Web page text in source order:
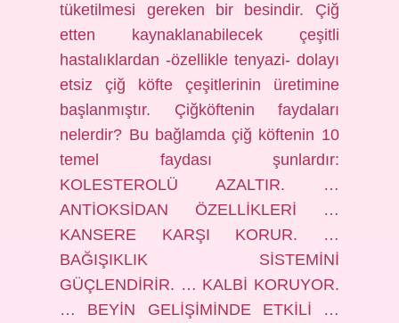
tüketilmesi gereken bir besindir. Çiğ
etten kaynaklanabilecek çeşitli
hastalıklardan -özellikle tenyazi- dolayı
etsiz çiğ köfte çeşitlerinin üretimine
başlanmıştır. Çiğköftenin faydaları
nelerdir? Bu bağlamda çiğ köftenin 10
temel faydası şunlardır:
KOLESTEROLÜ AZALTIR. …
ANTİOKSİDAN ÖZELLİKLERİ …
KANSERE KARŞI KORUR. …
BAĞIŞIKLIK SİSTEMİNİ
GÜÇLENDİRİR. … KALBİ KORUYOR.
… BEYİN GELİŞİMİNDE ETKİLİ …